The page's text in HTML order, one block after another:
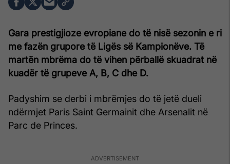
Gara prestigjioze evropiane do të nisë sezonin e ri
me fazën grupore të Ligës së Kampionëve. Të
martën mbrëma do të vihen përballë skuadrat në
kuadër të grupeve A, B, C dhe D.
Padyshim se derbi i mbrëmjes do të jetë dueli
ndërmjet Paris Saint Germainit dhe Arsenalit në
Parc de Princes.